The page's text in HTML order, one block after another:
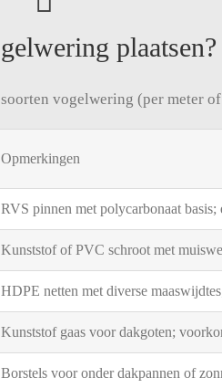
plaatsen?
vogelwering (per meter of
Opmerkingen
RVS pinnen met polycarbonaat basis;
KunststofofPVC schroot met
HDPE netten met diverse
Kunststof gaas voordakgoten;
Borstels vooronderdakpannen of